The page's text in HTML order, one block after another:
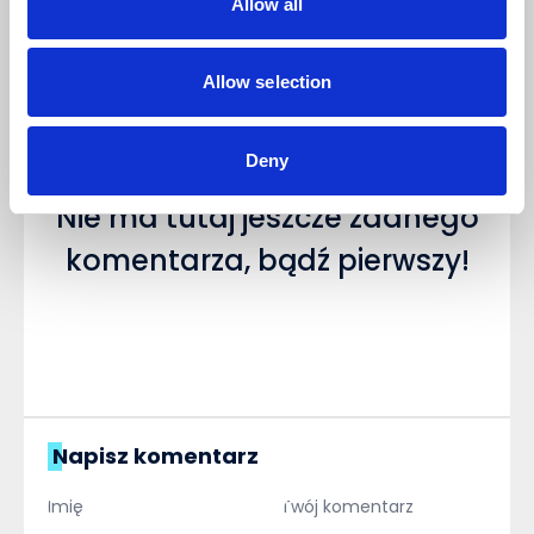
Allow selection
Deny
Komentarze (0)
NAPISZ KOMENTARZ
Nie ma tutaj jeszcze żadnego
komentarza, bądź pierwszy!
Napisz komentarz